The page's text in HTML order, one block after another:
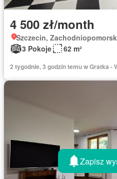
4 500 zł/month
Szczecin,
3 Pokoje
62 m²
2 tygodnie, 3 godzin temu w Gratka -
Zapisz